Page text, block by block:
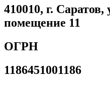
410010, г.
помещение 11
ОГРН
1186451001186